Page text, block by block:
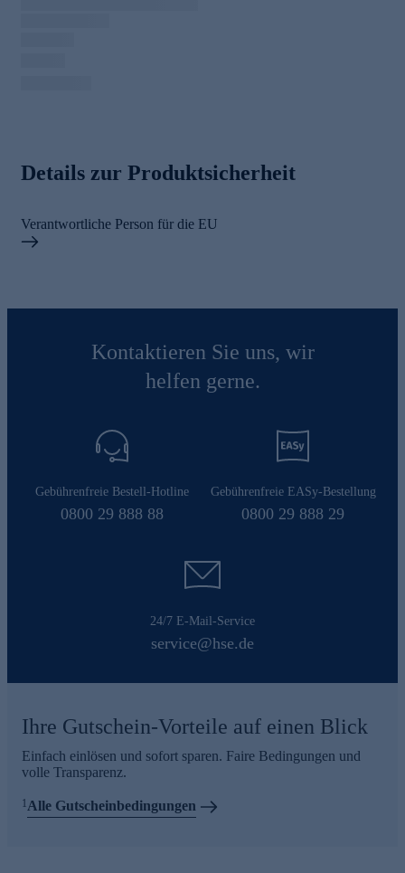
Details zur Produktsicherheit
Verantwortliche Person für die EU
Kontaktieren Sie uns, wir
helfen gerne.
Gebührenfreie Bestell-Hotline
0800 29 888 88
Gebührenfreie EASy-Bestellung
0800 29 888 29
24/7 E-Mail-Service
service@hse.de
Ihre Gutschein-Vorteile auf einen Blick
Einfach einlösen und sofort sparen. Faire Bedingungen und
volle Transparenz.
1 Alle Gutscheinbedingungen